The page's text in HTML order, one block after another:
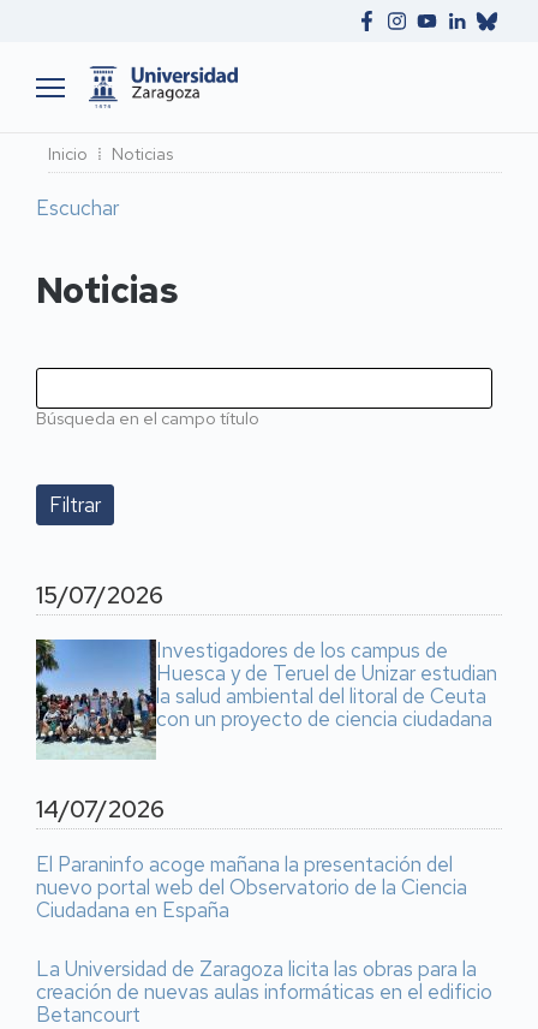
Ruta
de
navegación
Inicio Noticias
Escuchar
Noticias
Búsqueda en el campo título
15/07/2026
Investigadores de los campus de
Huesca y de Teruel de Unizar estudian
la salud ambiental del litoral de Ceuta
con un proyecto de ciencia ciudadana
14/07/2026
El Paraninfo acoge mañana la presentación del
nuevo portal web del Observatorio de la Ciencia
Ciudadana en España
La Universidad de Zaragoza licita las obras para la
creación de nuevas aulas informáticas en el edificio
Betancourt